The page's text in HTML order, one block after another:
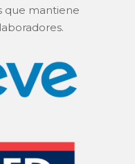
que mantiene